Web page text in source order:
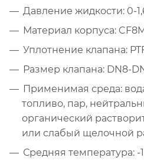
Давление жидкости: 0-
Материал корпуса:
Уплотнение клапана:
Размер клапана: DN8-
Применимая среда:
топливо, пар,
органический
или слабый щелочной
Средняя температура: -